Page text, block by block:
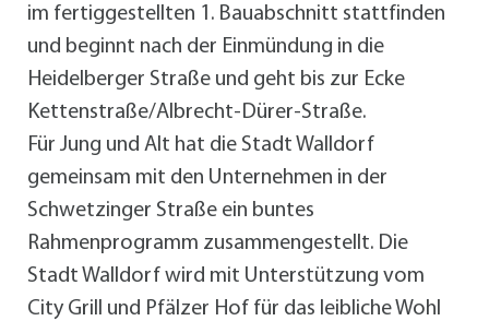
im fertiggestellten 1. Bauabschnitt stattfinden
und beginnt nach der Einmündung in die
Heidelberger Straße und geht bis zur Ecke
Kettenstraße/Albrecht-Dürer-Straße.
Für Jung und Alt hat die Stadt Walldorf
gemeinsam mit den Unternehmen in der
Schwetzinger Straße ein buntes
Rahmenprogramm zusammengestellt. Die
Stadt Walldorf wird mit Unterstützung vom
City Grill und Pfälzer Hof für das leibliche Wohl